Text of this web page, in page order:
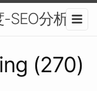
SEO分析
(270)